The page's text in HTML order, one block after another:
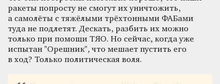
ракеты попросту не смогут их уничтожить,
а самолёты с тяжёлыми трёхтонными ФАБами
туда не подлетят. Дескать, разбить их можно
только при помощи ТЯО. Но сейчас, когда уже
испытан "Орешник", что мешает пустить его
в ход? Только политическая воля.